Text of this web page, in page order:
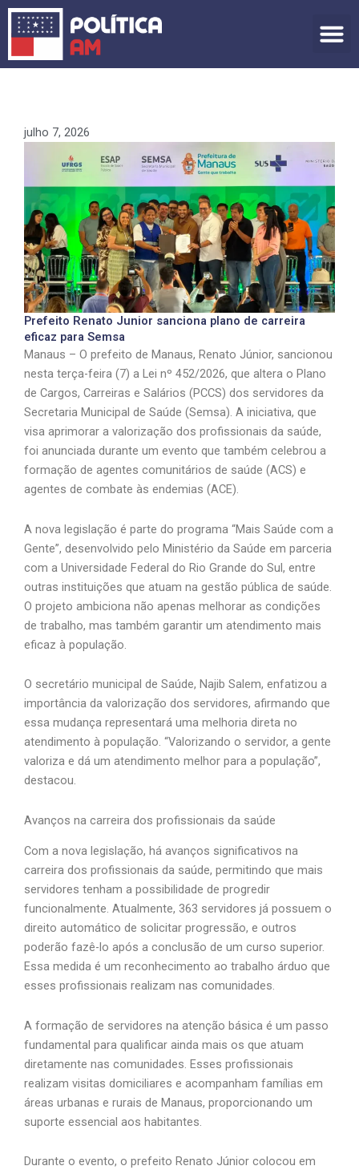
para
conteúdo
julho 7, 2026
Prefeito Renato Junior sanciona plano de carreira
eficaz para Semsa
Manaus – O prefeito de Manaus, Renato Júnior, sancionou
nesta terça-feira (7) a Lei nº 452/2026, que altera o Plano
de Cargos, Carreiras e Salários (PCCS) dos servidores da
Secretaria Municipal de Saúde (Semsa). A iniciativa, que
visa aprimorar a valorização dos profissionais da saúde,
foi anunciada durante um evento que também celebrou a
formação de agentes comunitários de saúde (ACS) e
agentes de combate às endemias (ACE).
A nova legislação é parte do programa “Mais Saúde com a
Gente”, desenvolvido pelo Ministério da Saúde em parceria
com a Universidade Federal do Rio Grande do Sul, entre
outras instituições que atuam na gestão pública de saúde.
O projeto ambiciona não apenas melhorar as condições
de trabalho, mas também garantir um atendimento mais
eficaz à população.
O secretário municipal de Saúde, Najib Salem, enfatizou a
importância da valorização dos servidores, afirmando que
essa mudança representará uma melhoria direta no
atendimento à população. “Valorizando o servidor, a gente
valoriza e dá um atendimento melhor para a população”,
destacou.
Avanços na carreira dos profissionais da saúde
Com a nova legislação, há avanços significativos na
carreira dos profissionais da saúde, permitindo que mais
servidores tenham a possibilidade de progredir
funcionalmente. Atualmente, 363 servidores já possuem o
direito automático de solicitar progressão, e outros
poderão fazê-lo após a conclusão de um curso superior.
Essa medida é um reconhecimento ao trabalho árduo que
esses profissionais realizam nas comunidades.
A formação de servidores na atenção básica é um passo
fundamental para qualificar ainda mais os que atuam
diretamente nas comunidades. Esses profissionais
realizam visitas domiciliares e acompanham famílias em
áreas urbanas e rurais de Manaus, proporcionando um
suporte essencial aos habitantes.
Durante o evento, o prefeito Renato Júnior colocou em